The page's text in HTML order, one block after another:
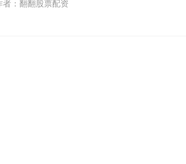
者：翻翻股票配资